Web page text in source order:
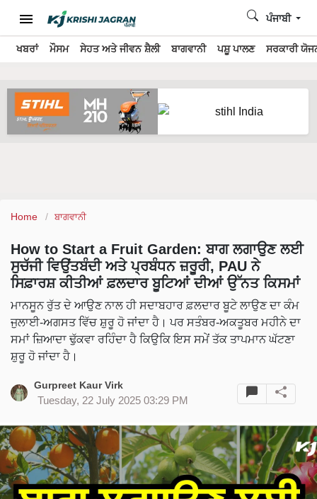
ਖਬਰਾਂ ਮੌਸਮ ਸੇਹਤ ਅਤੇ ਜੀਵਨ ਸ਼ੈਲੀ ਬਾਗਵਾਨੀ ਪਸ਼ੂ ਪਾਲਣ ਸਰਕਾਰੀ
ਪੰਜਾਬੀ
Home ਬਾਗਵਾਨੀ
How to Start a Fruit Garden: ਬਾਗ ਲਗਾਉਣ ਲਈ
ਸੁਚੱਜੀ ਵਿਉਂਤਬੰਦੀ ਅਤੇ ਪ੍ਰਬੰਧਨ ਜ਼ਰੂਰੀ, PAU ਨੇ
ਸਿਫ਼ਾਰਸ਼ ਕੀਤੀਆਂ ਫ਼ਲਦਾਰ ਬੂਟਿਆਂ ਦੀਆਂ ਉੱਨਤ ਕਿਸਮਾਂ
ਮਾਨਸੂਨ ਰੁੱਤ ਦੇ ਆਉਣ ਨਾਲ ਹੀ ਸਦਾਬਹਾਰ ਫ਼ਲਦਾਰ ਬੂਟੇ ਲਾਉਣ ਦਾ ਕੰਮ
ਜੁਲਾਈ-ਅਗਸਤ ਵਿੱਚ ਸ਼ੁਰੂ ਹੋ ਜਾਂਦਾ ਹੈ। ਪਰ ਸਤੰਬਰ-ਅਕਤੂਬਰ ਮਹੀਨੇ ਦਾ
ਸਮਾਂ ਜ਼ਿਆਦਾ ਢੁੱਕਵਾ ਰਹਿੰਦਾ ਹੈ ਕਿਉਕਿ ਇਸ ਸਮੇਂ ਤੱਕ ਤਾਪਮਾਨ ਘੱਟਣਾ
ਸ਼ੁਰੂ ਹੋ ਜਾਂਦਾ ਹੈ।
Gurpreet Kaur Virk
Tuesday, 22 July 2025 03:29 PM